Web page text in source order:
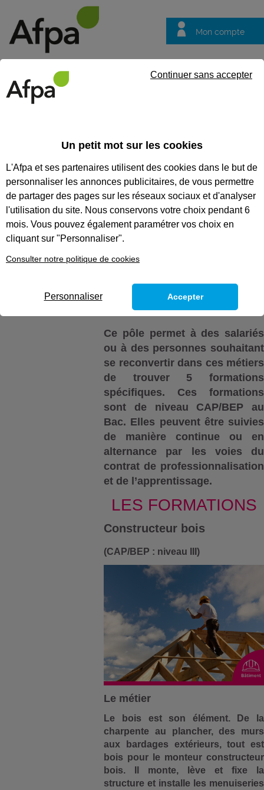
Mon compte
questions
Fil info
Saint-Malo : Pôle
Bois - Menuiserie
Le centre de Saint-Malo, en complément
de son offre bâtiment gros œuvre et
second œuvre, a mis en place un pôle
de la menuiserie
Ce pôle permet à des salariés
ou à des personnes souhaitant
se reconvertir dans ces métiers
de trouver 5 formations
spécifiques. Ces formations
sont de niveau CAP/BEP au
Bac. Elles peuvent être suivies
de manière continue ou en
alternance par les voies du
contrat de professionnalisation
et de l’apprentissage.
LES FORMATIONS
Constructeur bois
(CAP/BEP : niveau III)
Le métier
Le bois est son élément. De la
charpente au plancher, des murs
aux bardages extérieurs, tout est
bois pour le monteur constructeur
bois. Il monte, lève et fixe la
structure et installe les menuiseries
Un petit mot sur les cookies
L'Afpa et ses partenaires utilisent des cookies dans le but de
personnaliser les annonces publicitaires, de vous permettre
de partager des pages sur les réseaux sociaux et d'analyser
l'utilisation du site. Nous conservons votre choix pendant 6
mois. Vous pouvez également paramétrer vos choix en
cliquant sur "Personnaliser".
Consulter notre politique de cookies
Continuer sans accepter
Personnaliser Accepter